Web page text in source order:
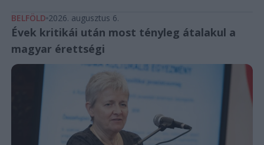
BELFÖLD 2026. augusztus 6.
Évek kritikái után most tényleg átalakul a
magyar érettségi